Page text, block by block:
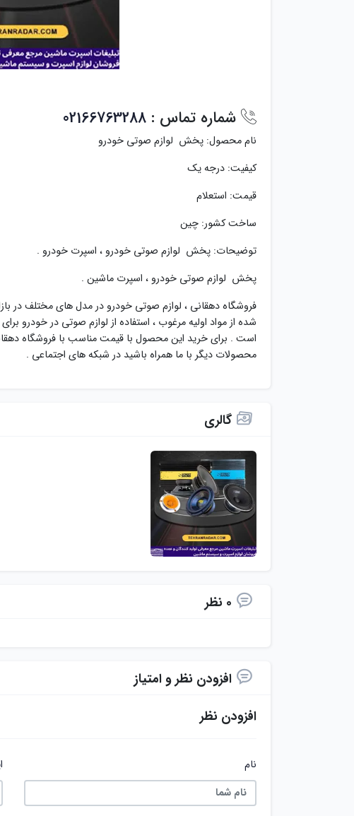
شماره تماس :02166763288
نام محصول: پخش لوازم صوتی خودرو
کیفیت: درجه یک
قیمت: استعلام
ساخت کشور: چین
توضیحات: پخش لوازم صوتی خودرو ، اسپرت خودرو .
پخش لوازم صوتی خودرو ، اسپرت ماشین .
فروشگاه دهقانی ، لوازم صوتی خودرو در مدل های مختلف در
شده از مواد اولیه مرغوب ، استفاده از لوازم صوتی در خودرو
است . برای خرید این محصول با قیمت مناسب با فروشگاه
محصولات دیگر با ما همراه باشید در شبکه های اجتماعی .
گالری
0 نظر
افزودن نظر و امتیاز
افزودن نظر
نام